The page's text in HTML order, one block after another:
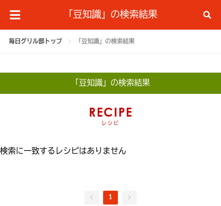
「豆知識」の検索結果
毎日グリル部トップ 「豆知識」の検索結果
「豆知識」の検索結果
RECIPE
レシピ
検索に一致するレシピはありません
1